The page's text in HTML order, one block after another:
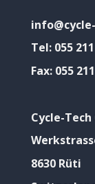
Tel: 055
Fax: 055
Cycle-Tech
8630 Rüti